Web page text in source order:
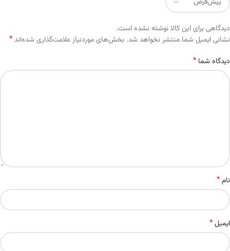
دیدگاهی برای این کالا نوشته نشده است.
نشانی ایمیل شما منتشر نخواهد شد. بخش‌های موردنیاز علامت‌گذاری شده‌اند*
دیدگاه شما *
نام*
ایمیل*
Alternative: